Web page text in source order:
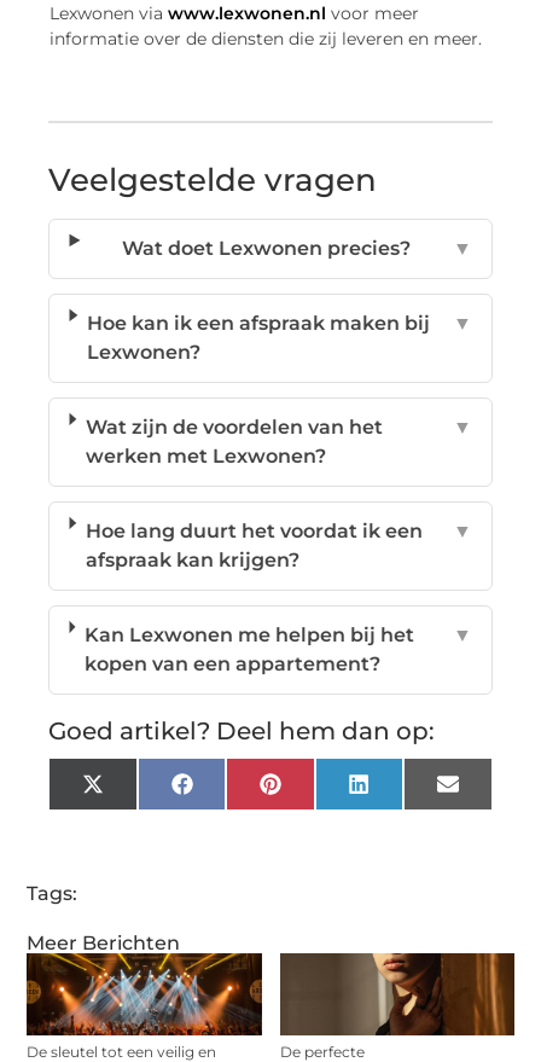
Meer Berichten
De sleutel tot een veilig en
De perfecte
Lexwonen viawww.lexwonen.nl voor meer
informatie over de diensten die zij leveren en meer.
Veelgestelde vragen
Wat doet Lexwonen precies? ▼
Hoe kan ik een afspraak maken bij
Lexwonen?
▼
Wat zijn de voordelen van het
werken met Lexwonen?
▼
Hoe lang duurt het voordat ik een
afspraak kan krijgen?
▼
Kan Lexwonen me helpen bij het
kopen van een appartement?
▼
Goed artikel? Deel hem dan op:
X
(Twitter)
FacebookPinterestLinkedInEmail
Tags: